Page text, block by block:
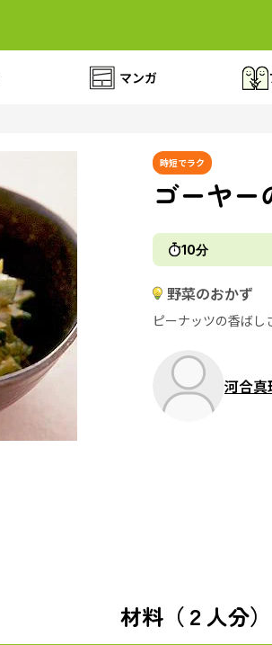
マンガ
時短でラク
ゴーヤ
10分
野菜のおかず
ピーナッツの香ばし
河合真
材料（２人分）